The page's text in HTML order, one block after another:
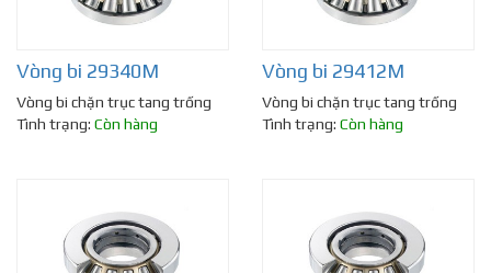
Vòng bi 29340M
Vòng bi chặn trục tang trống
Tình trạng: Còn hàng
Vòng bi 29412M
Vòng bi chặn trục tang trống
Tình trạng: Còn hàng